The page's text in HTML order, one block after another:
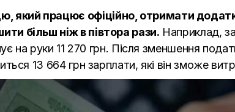
який працює офіційно, отримати
більш ніж в півтора рази. Наприклад,
на руки 11 270 грн. Після зменшення
13 664 грн зарплати, які він зможе